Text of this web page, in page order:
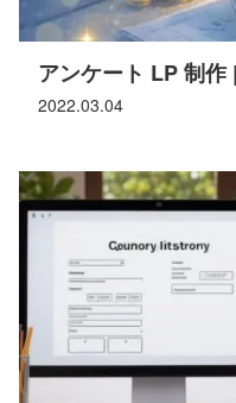
2022.03.04
アンケート LP 制作